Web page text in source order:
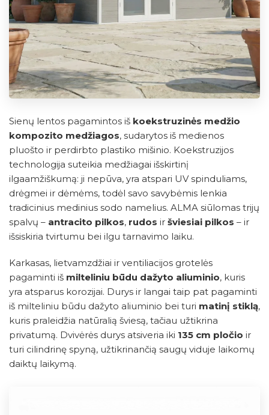
Sienų lentos pagamintos iš koekstruzinės medžio
kompozito medžiagos, sudarytos iš medienos
pluošto ir perdirbto plastiko mišinio. Koekstruzijos
technologija suteikia medžiagai išskirtinį
ilgaamžiškumą: ji nepūva, yra atspari UV spinduliams,
drėgmei ir dėmėms, todėl savo savybėmis lenkia
tradicinius medinius sodo namelius. ALMA siūlomas trijų
spalvų – antracito pilkos, rudos ir šviesiai pilkos – ir
išsiskiria tvirtumu bei ilgu tarnavimo laiku.
Karkasas, lietvamzdžiai ir ventiliacijos grotelės
pagaminti iš milteliniu būdu dažyto aliuminio, kuris
yra atsparus korozijai. Durys ir langai taip pat pagaminti
iš milteliniu būdu dažyto aliuminio bei turi matinį stiklą,
kuris praleidžia natūralią šviesą, tačiau užtikrina
privatumą. Dvivėrės durys atsiveria iki 135 cm pločio ir
turi cilindrinę spyną, užtikrinančią saugų viduje laikomų
daiktų laikymą.